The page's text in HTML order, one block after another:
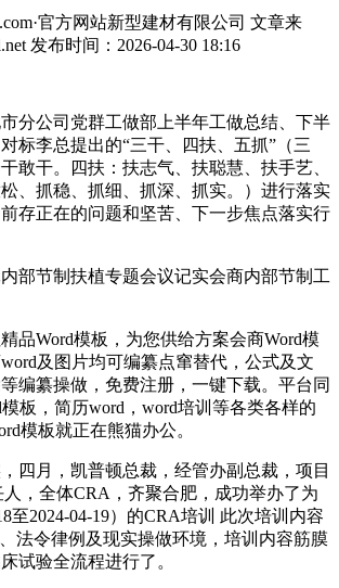
官方网站新型建材有限公司 文章来
发布时间：2026-04-30 18:16
公司党群工做部上半年工做总结、下半
标李总提出的“三干、四扶、五抓”（三
敢干。四扶：扶志气、扶聪慧、扶手艺、
、抓稳、抓细、抓深、抓实。）进行落实
存正在的问题和坚苦、下一步焦点落实行
节制扶植专题会议记实会商内部节制工
Word模板，为您供给方案会商Word模
及图片均可编纂点窜替代，公式及文
编纂操做，免费注册，一键下载。平台同
板，简历word，word培训等各类各样的
模板就正在熊猫办公。
月，凯普顿总裁，经管办副总裁，项目
，全体CRA，齐聚合肥，成功举办了为
至2024-04-19）的CRA培训 此次培训内容
法令律例及现实操做环境，培训内容筋膜
试验全流程进行了。